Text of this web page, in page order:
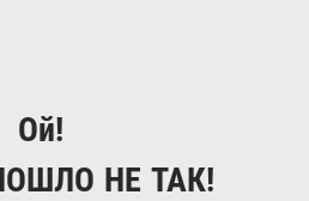
Ой!
НЕ ТАК!